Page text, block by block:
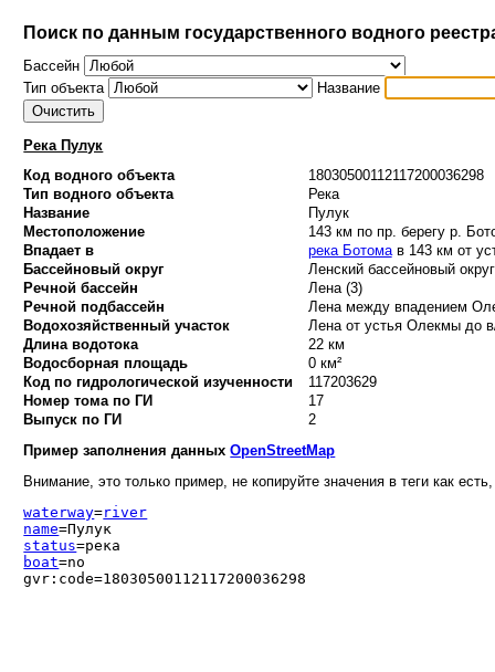
Поиск по данным государственного водного
Бассейн
Тип объекта
Название
Река Пулук
Код водного объекта
18030500112117200036298
Тип водного объекта
Река
Название
Пулук
Местоположение
143 км по пр. берегу р.
Впадает в
река Ботомав 143 км от
Бассейновый округ
Ленский бассейновый
Речной бассейн
Лена (3)
Речной подбассейн
Лена между впадением
Водохозяйственный участок
Лена от устья Олекмы до
Длина водотока
22 км
Водосборная площадь
0 км²
Код по гидрологической изученности
117203629
Номер тома по ГИ
17
Выпуск по ГИ
2
Пример заполнения данныхOpenStreetMap
Внимание, это только пример, не копируйте значения в теги как
waterway=river
name=Пулук
status=река
boat=no
gvr:code=18030500112117200036298